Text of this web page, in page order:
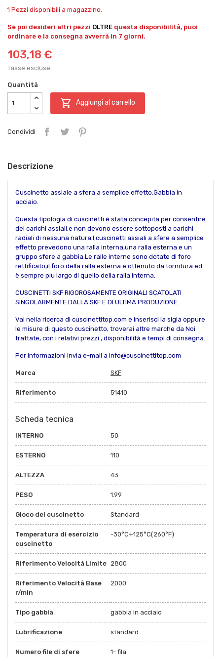
1 Pezzi disponibili a magazzino.
Se poi desideri altri pezzi OLTRE questa disponibilità, puoi
ordinare e la consegna avverrà in 7 giorni.
103,18 €
Tasse escluse
Quantità
 Aggiungi al carrello
Condividi
Descrizione
Cuscinetto assiale a sfera a semplice effetto.Gabbia in
acciaio.
Questa tipologia di cuscinetti è stata concepita per consentire
dei carichi assiali,e non devono essere sottoposti a carichi
radiali di nessuna natura.I cuscinetti assiali a sfere a semplice
effetto prevedono una ralla interna,una ralla esterna e un
gruppo sfere a gabbia.Le ralle interne sono dotate di foro
rettificato,il foro della ralla esterna è ottenuto da tornitura ed
è sempre piu largo di quello della ralla interna.
CUSCINETTI SKF RIGOROSAMENTE ORIGINALI SCATOLATI
SINGOLARMENTE DALLA SKF E DI ULTIMA PRODUZIONE.
Vai nella ricerca di cuscinettitop.com e inserisci la sigla oppure
le misure di questo cuscinetto, troverai altre marche da Noi
trattate, con i relativi prezzi , disponibilità e tempi di consegna.
Per informazioni invia e-mail a info@cuscinettitop.com
Marca SKF
Riferimento 51410
Scheda tecnica
INTERNO 50
ESTERNO 110
ALTEZZA 43
PESO 1.99
Gioco del cuscinetto Standard
Temperatura di esercizio
cuscinetto
-30°C+125°C(260°F)
Riferimento Velocità Limite 2800
Riferimento Velocità Base
r/min
2000
Tipo gabbia gabbia in acciaio
Lubrificazione standard
Numero file di sfere 1- fila